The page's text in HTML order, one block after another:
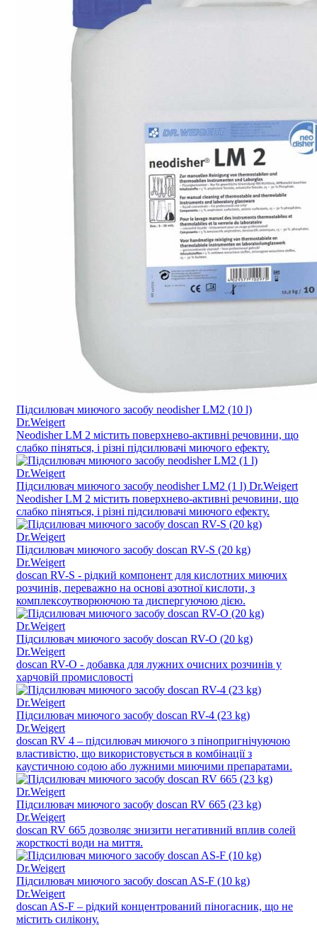
Підсилювач миючого засобу neodisher LM2 (10 l)
Dr.Weigert
Neodisher LM 2 містить поверхнево-активні речовини, що
слабко піняться, і різні підсилювачі миючого ефекту.
Підсилювач миючого засобу neodisher LM2 (1 l) Dr.Weigert
Neodisher LM 2 містить поверхнево-активні речовини, що
слабко піняться, і різні підсилювачі миючого ефекту.
Підсилювач миючого засобу doscan RV-S (20 kg)
Dr.Weigert
doscan RV-S - рідкий компонент для кислотних миючих
розчинів, переважно на основі азотної кислоти, з
комплексоутворюючою та диспергуючою дією.
Підсилювач миючого засобу doscan RV-O (20 kg)
Dr.Weigert
doscan RV-O - добавка для лужних очисних розчинів у
харчовій промисловості
Підсилювач миючого засобу doscan RV-4 (23 kg)
Dr.Weigert
doscan RV 4 – підсилювач миючого з пінопригнічуючою
властивістю, що використовується в комбінації з
каустичною содою або лужними миючими препаратами.
Підсилювач миючого засобу doscan RV 665 (23 kg)
Dr.Weigert
doscan RV 665 дозволяє знизити негативний вплив солей
жорсткості води на миття.
Підсилювач миючого засобу doscan AS-F (10 kg)
Dr.Weigert
doscan AS-F – рідкий концентрований піногасник, що не
містить силікону.